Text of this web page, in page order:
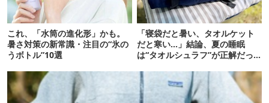
これ、「水筒の進化形」かも。
暑さ対策の新常識・注目の“氷の
うボトル”10選
「寝袋だと暑い、タオルケット
だと寒い…」結論、夏の睡眠
は“タオルシュラフ”が正解だっ